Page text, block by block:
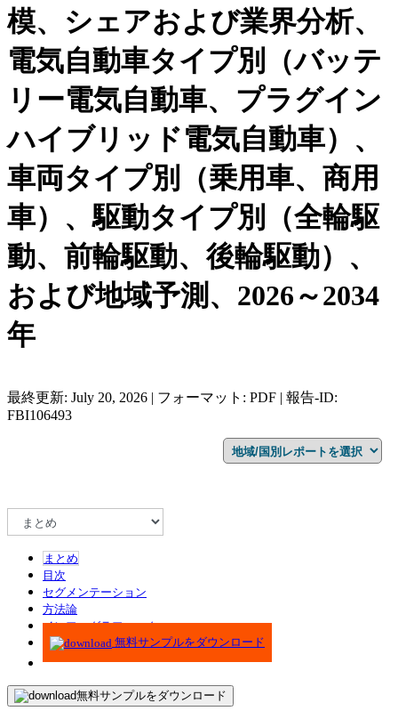
模、シェアおよび業界分析、
電気自動車タイプ別（バッテ
リー電気自動車、プラグイン
ハイブリッド電気自動車）、
車両タイプ別（乗用車、商用
車）、駆動タイプ別（全輪駆
動、前輪駆動、後輪駆動）、
および地域予測、2026～2034
年
最終更新: July 20, 2026 | フォーマット: PDF | 報告-ID:
FBI106493
まとめ
目次
セグメンテーション
方法論
インフォグラフィック
無料サンプルをダウンロード
無料サンプルをダウンロード